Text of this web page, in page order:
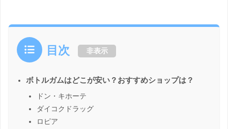
目次 非表示
ボトルガムはどこが安い？おすすめショップは？
ドン・キホーテ
ダイコクドラッグ
ロピア